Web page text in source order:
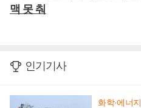
맥 못 춰
인기기사
화학·에너지